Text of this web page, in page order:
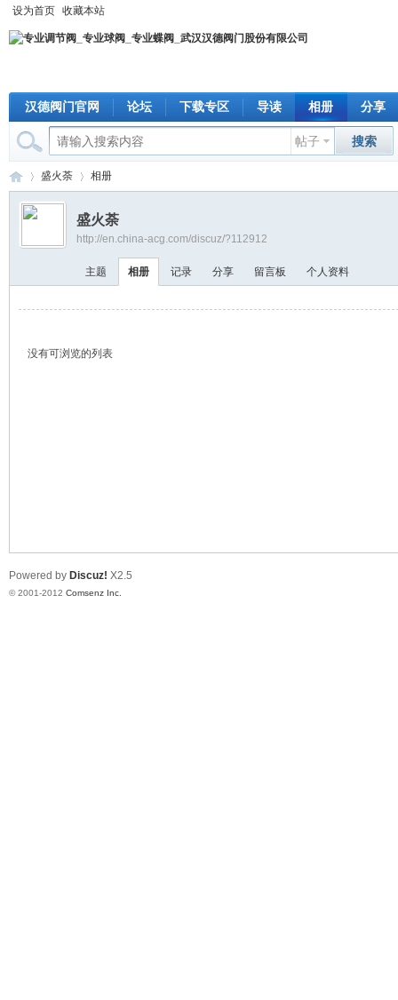
设为首页 收藏本站
汉德阀门官网 论坛 下载专区 导读 相册 分享
帖子 搜索
›
盛火荼 相册
盛火荼
http://en.china-acg.com/discuz/?112912
主题 相册 记录 分享 留言板 个人资料
没有可浏览的列表
Powered by Discuz! X2.5
© 2001-2012 Comsenz Inc.